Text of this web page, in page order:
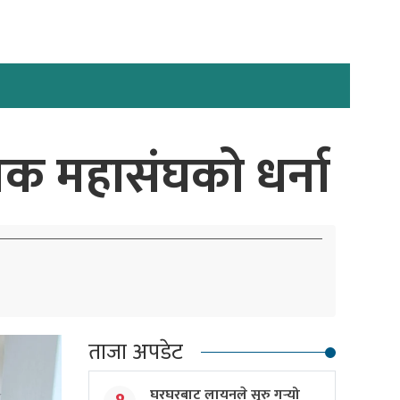
महासंघको धर्ना
ताजा अपडेट
घरघरबाट लायनले सुरु गर्‍यो